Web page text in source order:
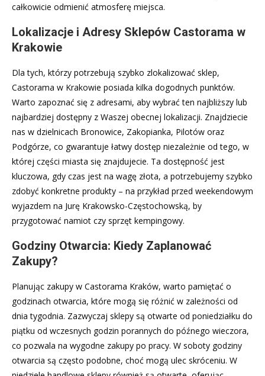
całkowicie odmienić atmosferę miejsca.
Lokalizacje i Adresy Sklepów Castorama w
Krakowie
Dla tych, którzy potrzebują szybko zlokalizować sklep,
Castorama w Krakowie posiada kilka dogodnych punktów.
Warto zapoznać się z adresami, aby wybrać ten najbliższy lub
najbardziej dostępny z Waszej obecnej lokalizacji. Znajdziecie
nas w dzielnicach Bronowice, Zakopianka, Pilotów oraz
Podgórze, co gwarantuje łatwy dostęp niezależnie od tego, w
której części miasta się znajdujecie. Ta dostępność jest
kluczowa, gdy czas jest na wagę złota, a potrzebujemy szybko
zdobyć konkretne produkty – na przykład przed weekendowym
wyjazdem na Jurę Krakowsko-Częstochowską, by
przygotować namiot czy sprzęt kempingowy.
Godziny Otwarcia: Kiedy Zaplanować
Zakupy?
Planując zakupy w Castorama Kraków, warto pamiętać o
godzinach otwarcia, które mogą się różnić w zależności od
dnia tygodnia. Zazwyczaj sklepy są otwarte od poniedziałku do
piątku od wczesnych godzin porannych do późnego wieczora,
co pozwala na wygodne zakupy po pracy. W soboty godziny
otwarcia są często podobne, choć mogą ulec skróceniu. W